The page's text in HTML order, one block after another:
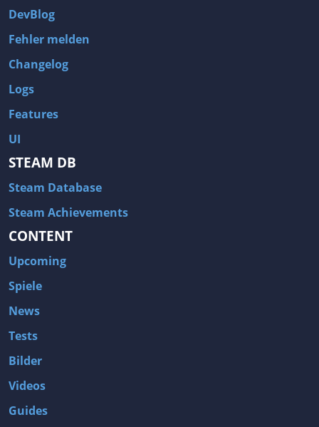
DevBlog
Fehler melden
Changelog
Logs
Features
UI
STEAM DB
Steam Database
Steam Achievements
CONTENT
Upcoming
Spiele
News
Tests
Bilder
Videos
Guides